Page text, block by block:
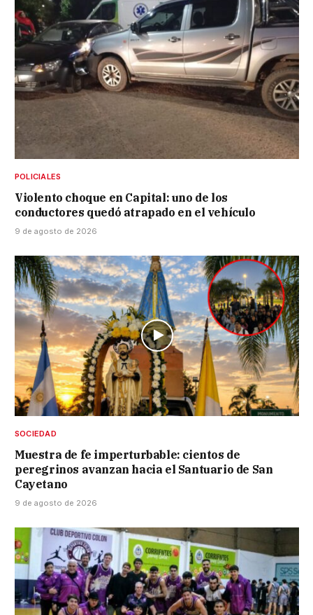
POLICIALES
Violento choque en Capital: uno de los
conductores quedó atrapado en el vehículo
9 de agosto de 2026
SOCIEDAD
Muestra de fe imperturbable: cientos de
peregrinos avanzan hacia el Santuario de San
Cayetano
9 de agosto de 2026